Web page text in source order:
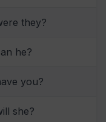
they?
he?
you?
she?